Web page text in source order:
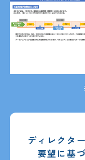
ディレクタ
要望に基